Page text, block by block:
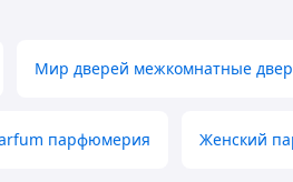
Мир дверей межкомнатные
парфюмерия Женский